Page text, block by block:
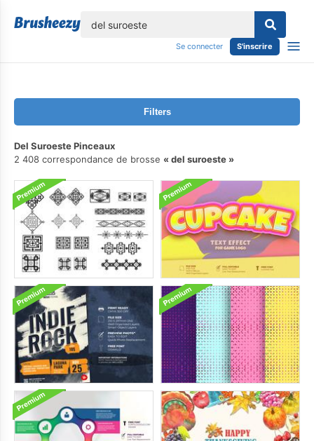
Se connecter S'inscrire
Filters
Del Suroeste Pinceaux
2 408 correspondance de brosse
del suroeste